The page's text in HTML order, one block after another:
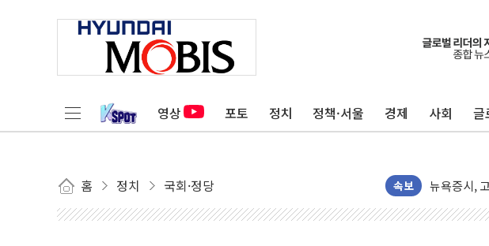
영상 포토 정치 정책·서울 경제 사회 글
홈 정치 국회·정당 속보
오세훈 "용
충북 주말
민주당, 오
한상협, 업
트럼프, 쿡
유럽증시,